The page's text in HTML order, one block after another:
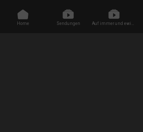
Home Sendungen
Auf immer und ewig -